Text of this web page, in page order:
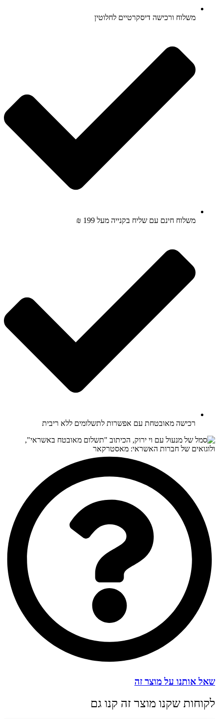
משלוח ורכישה דיסקרטיים לחלוטין
משלוח חינם עם שליח בקנייה מעל 199 ₪
רכישה מאובטחת עם אפשרות לתשלומים ללא ריבית
שאל אותנו על מוצר זה
לקוחות שקנו מוצר זה קנו גם